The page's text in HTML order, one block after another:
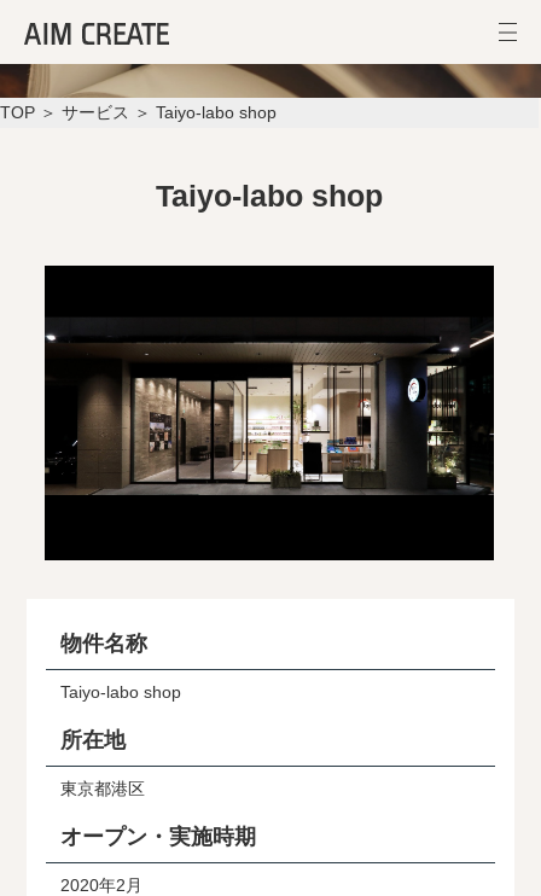
TOP ＞ サービス ＞ Taiyo-labo shop
Taiyo-labo shop
物件名称
Taiyo-labo shop
所在地
東京都港区
オープン・実施時期
2020年2月